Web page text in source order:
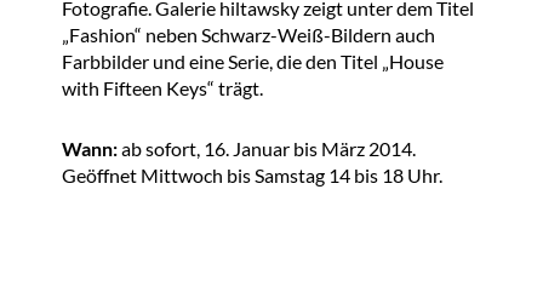
Fotografie. Galerie hiltawsky zeigt unter dem Titel
„Fashion“ neben Schwarz-Weiß-Bildern auch
Farbbilder und eine Serie, die den Titel „House
with Fifteen Keys“ trägt.
Wann:ab sofort, 16. Januar bis März 2014.
Geöffnet Mittwoch bis Samstag 14 bis 18 Uhr.